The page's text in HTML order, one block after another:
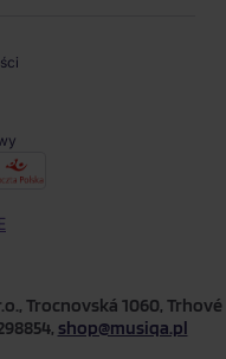
Trocnovská 1060, Trhové
shop@musiqa.pl